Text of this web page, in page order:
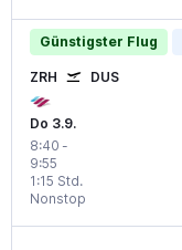
Günstigster Flug
ZRH DUS
Do 3.9.
8:40 -
9:55
Nonstop
1:15 Std.